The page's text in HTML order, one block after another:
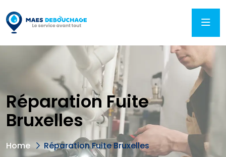
Réparation Fuite
Bruxelles
Home Réparation Fuite Bruxelles